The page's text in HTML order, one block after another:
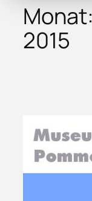
Monat:
2015